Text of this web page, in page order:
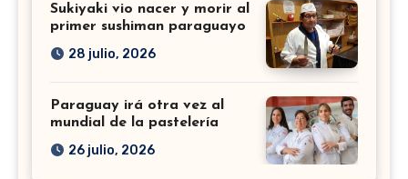
Sukiyaki vio nacer y morir al
primer sushiman paraguayo
28 julio, 2026
Paraguay irá otra vez al
mundial de la pastelería
26 julio, 2026